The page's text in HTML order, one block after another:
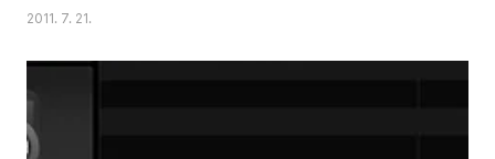
에 사용하는 주소록이 자동적으로 씽크가 되기 때문에 상당히 편리합니다. 다
폰에서는 위처럼 abcd가나다라 순으로 단순히 정렬이 되기 때문에 조금 불편
한 감이 있습니다. 뭐 마켓에서 다른 프로그램을 받아서 사용할수도 있지만, 기
니다. 구글 GMail 주소록과 아웃룩(MS OutLook)의 주소록 CSV로 가져오
2011. 7. 21.